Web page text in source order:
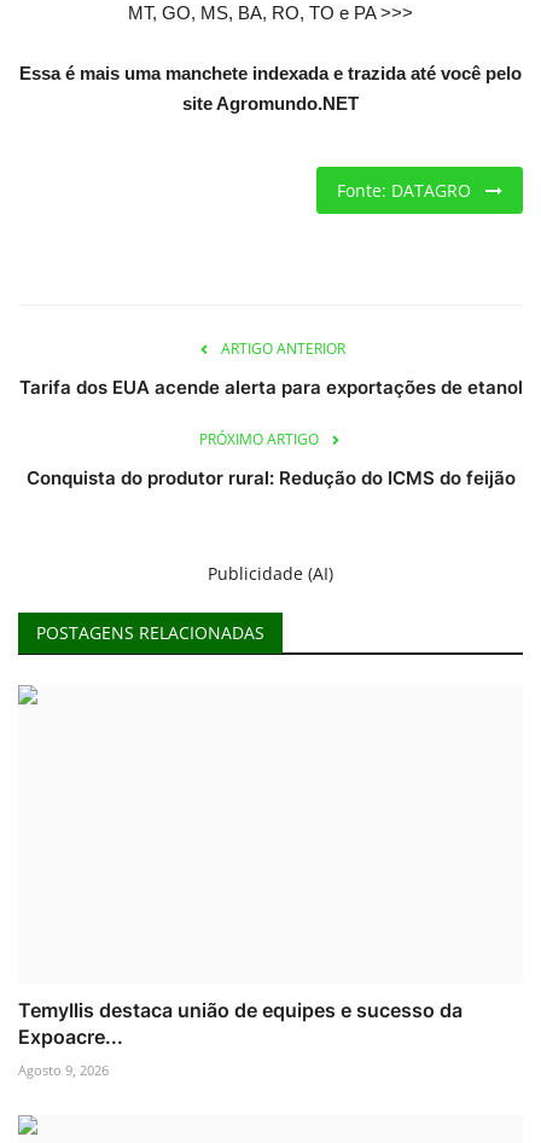
MT, GO, MS, BA, RO, TO e PA >>>
Essa é mais uma manchete indexada e trazida até você pelo
site Agromundo.NET
Fonte: DATAGRO
ARTIGO ANTERIOR
Tarifa dos EUA acende alerta para exportações de etanol
PRÓXIMO ARTIGO
Conquista do produtor rural: Redução do ICMS do feijão
Publicidade (AI)
POSTAGENS RELACIONADAS
Temyllis destaca união de equipes e sucesso da
Expoacre...
Agosto 9, 2026